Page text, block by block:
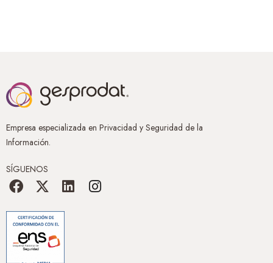
Empresa especializada en Privacidad y Seguridad de la
Información.
SÍGUENOS